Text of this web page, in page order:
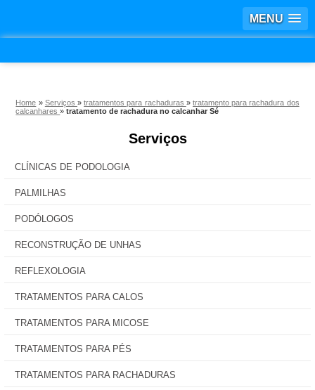
MENU
Home » Serviços »tratamentos para rachaduras »tratamento para rachadura dos
calcanhares»tratamento de rachadura no calcanhar Sé
Serviços
CLÍNICAS DE PODOLOGIA
PALMILHAS
PODÓLOGOS
RECONSTRUÇÃO DE UNHAS
REFLEXOLOGIA
TRATAMENTOS PARA CALOS
TRATAMENTOS PARA MICOSE
TRATAMENTOS PARA PÉS
TRATAMENTOS PARA RACHADURAS